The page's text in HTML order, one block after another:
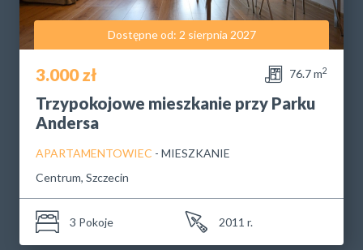
Dostępne od: 2 sierpnia 2027
3.000 zł 76.7 m2
Trzypokojowe mieszkanie przy Parku
Andersa
APARTAMENTOWIEC - MIESZKANIE
Centrum, Szczecin
3 Pokoje 2011 r.